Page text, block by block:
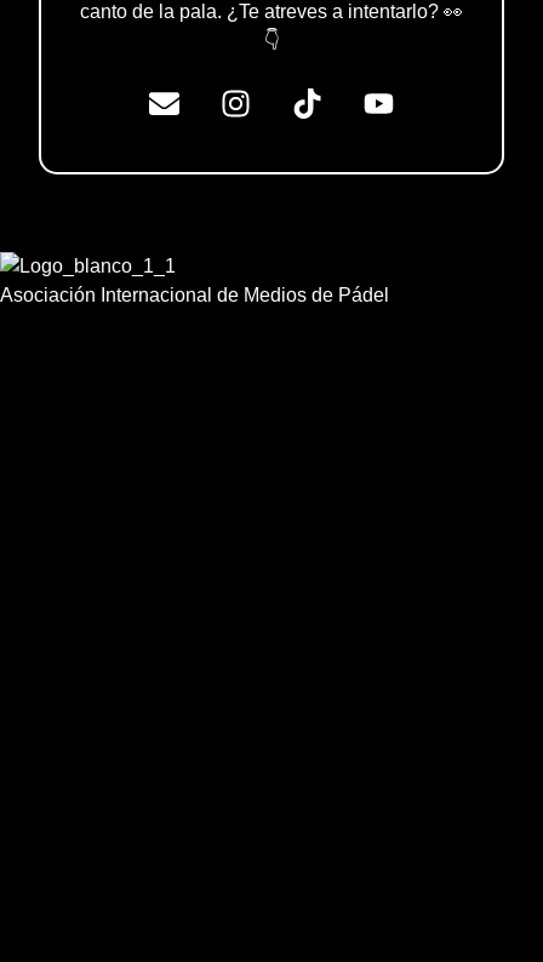
canto de la pala. ¿Te atreves a intentarlo? 👀
👇
Asociación Internacional de Medios de Pádel